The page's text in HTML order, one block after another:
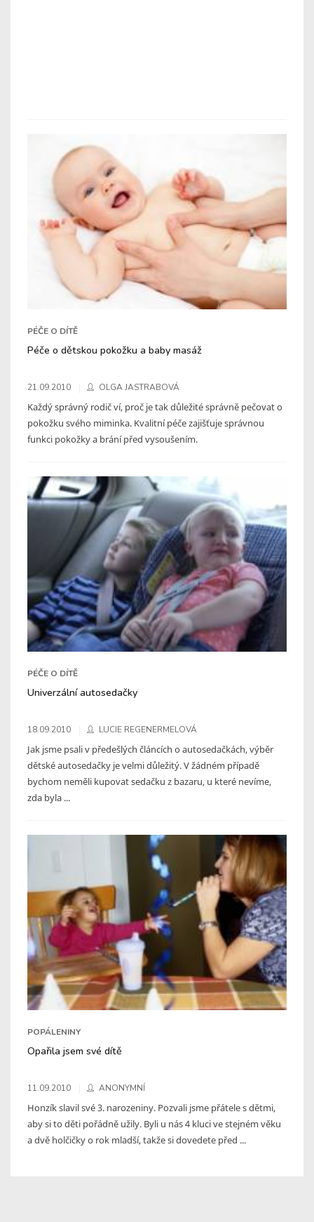
PÉČE O DÍTĚ
Péče o dětskou pokožku a baby masáž
21.09.2010 OLGA JASTRABOVÁ
Každý správný rodič ví, proč je tak důležité správně pečovat o
pokožku svého miminka. Kvalitní péče zajišťuje správnou
funkci pokožky a brání před vysoušením.
PÉČE O DÍTĚ
Univerzální autosedačky
18.09.2010 LUCIE REGENERMELOVÁ
Jak jsme psali v předešlých článcích o autosedačkách, výběr
dětské autosedačky je velmi důležitý. V žádném případě
bychom neměli kupovat sedačku z bazaru, u které nevíme,
zda byla ...
POPÁLENINY
Opařila jsem své dítě
11.09.2010 ANONYMNÍ
Honzík slavil své 3. narozeniny. Pozvali jsme přátele s dětmi,
aby si to děti pořádně užily. Byli u nás 4 kluci ve stejném věku
a dvě holčičky o rok mladší, takže si dovedete před ...